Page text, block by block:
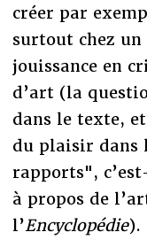
créer par
surtout chez
jouissance en
d’art (la
dans le texte,
du plaisir dans
rapports",
à propos de
l’Encyclopédie).